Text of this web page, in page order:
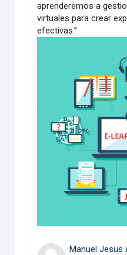
aprenderemos a
virtuales para crear
efectivas.”
Manuel Jesus